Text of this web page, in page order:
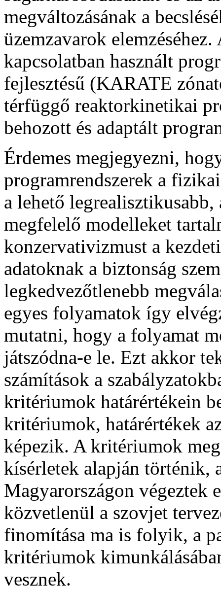
megváltozásának a
üzemzavarok
kapcsolatban használt
fejlesztésű (KARATE
térfüggő reaktorkinetikai
behozott és adaptált
Érdemes megjegyezni,
programrendszerek a
a lehető
megfelelő modelleket
konzervativizmust a
adatoknak a biztonság
legkedvezőtlenebb
egyes folyamatok így
mutatni, hogy a folyamat
játszódna-e le. Ezt akkor
számítások a
kritériumok határértékein
kritériumok, határértékek
képezik. A kritériumok
kísérletek alapján történik,
Magyarországon végeztek
közvetlenül a szovjet
finomítása ma is folyik, a
kritériumok
vesznek.